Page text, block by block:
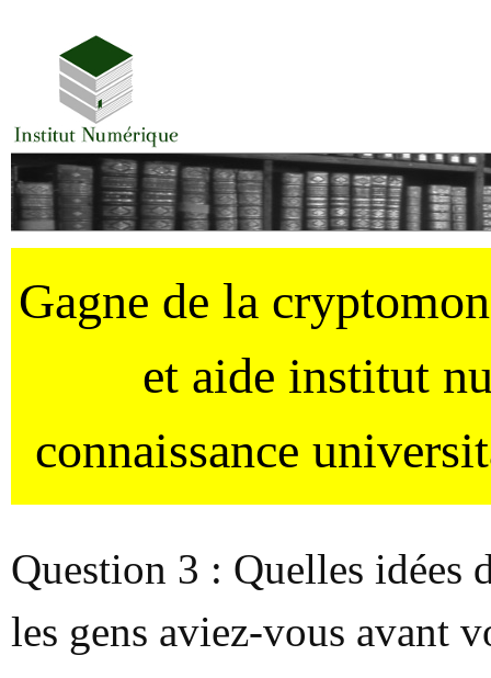
Gagne de la
et aide institut
connaissance
Question 3 : Quelles idées
les gens aviez-vous avant